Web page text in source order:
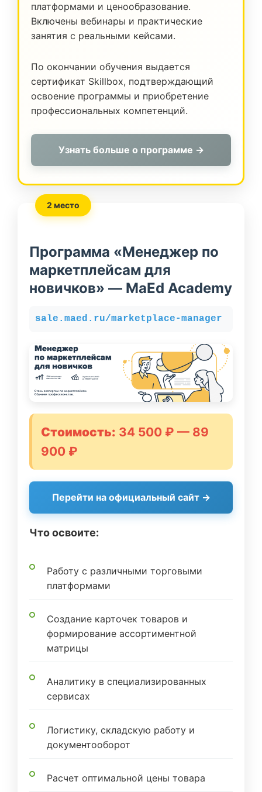
платформами и ценообразование.
Включены вебинары и практические
занятия с реальными кейсами.
По окончании обучения выдается
сертификат Skillbox, подтверждающий
освоение программы и приобретение
профессиональных компетенций.
Узнать больше о программе →
2 место
Программа «Менеджер по
маркетплейсам для
новичков» — MaEd Academy
sale.maed.ru/marketplace-manager
Стоимость: 34 500 ₽ — 89
900 ₽
Перейти на официальный сайт →
Что освоите:
Работу с различными торговыми
платформами
Создание карточек товаров и
формирование ассортиментной
матрицы
Аналитику в специализированных
сервисах
Логистику, складскую работу и
документооборот
Расчет оптимальной цены товара